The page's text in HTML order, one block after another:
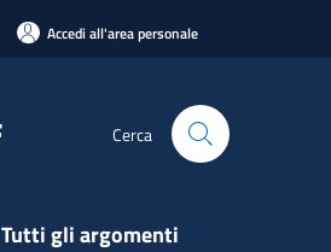
Accedi all'area personale
Cerca
Tutti gli argomenti